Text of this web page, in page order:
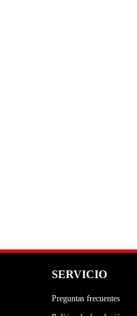
SERVICIO
Preguntas frecuentes